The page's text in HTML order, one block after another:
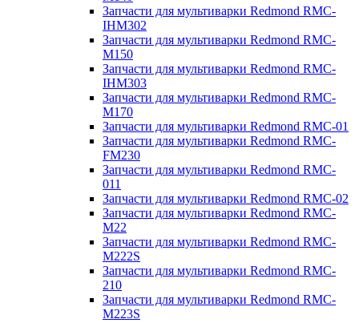
Запчасти для мультиварки Redmond RMC-
IHM302
Запчасти для мультиварки Redmond RMC-
M150
Запчасти для мультиварки Redmond RMC-
IHM303
Запчасти для мультиварки Redmond RMC-
M170
Запчасти для мультиварки Redmond RMC-01
Запчасти для мультиварки Redmond RMC-
FM230
Запчасти для мультиварки Redmond RMC-
011
Запчасти для мультиварки Redmond RMC-02
Запчасти для мультиварки Redmond RMC-
M22
Запчасти для мультиварки Redmond RMC-
M222S
Запчасти для мультиварки Redmond RMC-
210
Запчасти для мультиварки Redmond RMC-
M223S